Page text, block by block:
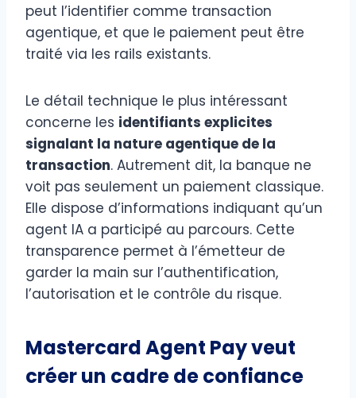
peut l’identifier comme transaction
agentique, et que le paiement peut être
traité via les rails existants.
Le détail technique le plus intéressant
concerne les identifiants explicites
signalant la nature agentique de la
transaction. Autrement dit, la banque ne
voit pas seulement un paiement classique.
Elle dispose d’informations indiquant qu’un
agent IA a participé au parcours. Cette
transparence permet à l’émetteur de
garder la main sur l’authentification,
l’autorisation et le contrôle du risque.
Mastercard Agent Pay veut
créer un cadre de confiance